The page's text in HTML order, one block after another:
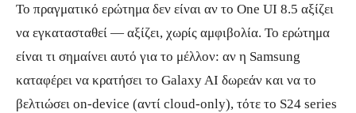
Το πραγματικό ερώτημα δεν είναι αν το One UI 8.5 αξίζει
να εγκατασταθεί — αξίζει, χωρίς αμφιβολία. Το ερώτημα
είναι τι σημαίνει αυτό για το μέλλον: αν η Samsung
καταφέρει να κρατήσει το Galaxy AI δωρεάν και να το
βελτιώσει on-device (αντί cloud-only), τότε το S24 series